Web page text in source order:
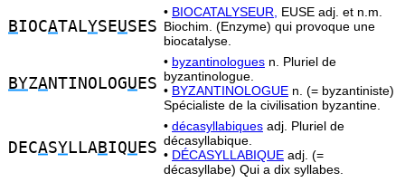
BIOCATALYSEUSES
• BIOCATALYSEUR,
EUSE adj. et n.m.
Biochim. (Enzyme) qui provoque une
biocatalyse.
BYZANTINOLOGU ES
• byzantinologues n. Pluriel de
byzantinologue.
• BYZANTINOLOGUE n. (= byzantiniste)
Spécialiste de la civilisation byzantine.
DECASYLLABIQU ES
• décasyllabiques adj. Pluriel de
décasyllabique.
• DÉCASYLLABIQUE adj. (=
décasyllabe) Qui a dix syllabes.